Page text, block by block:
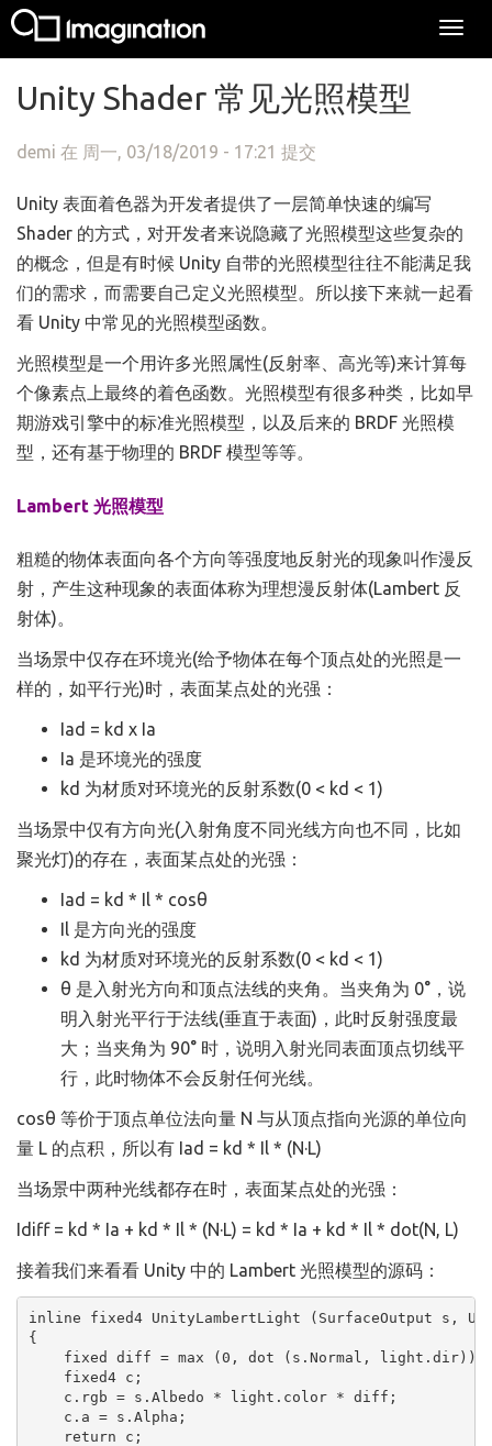
Unity Shader 常见光照模型
demi 在 周一, 03/18/2019 - 17:21 提交
Unity 表面着色器为开发者提供了一层简单快速的编写
Shader 的方式，对开发者来说隐藏了光照模型这些复杂的
的概念，但是有时候 Unity 自带的光照模型往往不能满足我
们的需求，而需要自己定义光照模型。所以接下来就一起看
看 Unity 中常见的光照模型函数。
光照模型是一个用许多光照属性(反射率、高光等)来计算每
个像素点上最终的着色函数。光照模型有很多种类，比如早
期游戏引擎中的标准光照模型，以及后来的 BRDF 光照模
型，还有基于物理的 BRDF 模型等等。
Lambert 光照模型
粗糙的物体表面向各个方向等强度地反射光的现象叫作漫反
射，产生这种现象的表面体称为理想漫反射体(Lambert 反
射体)。
当场景中仅存在环境光(给予物体在每个顶点处的光照是一
样的，如平行光)时，表面某点处的光强：
Iad = kd x Ia
Ia 是环境光的强度
kd 为材质对环境光的反射系数(0 < kd < 1)
当场景中仅有方向光(入射角度不同光线方向也不同，比如
聚光灯)的存在，表面某点处的光强：
Iad = kd * Il * cosθ
Il 是方向光的强度
kd 为材质对环境光的反射系数(0 < kd < 1)
θ 是入射光方向和顶点法线的夹角。当夹角为 0°，说
明入射光平行于法线(垂直于表面)，此时反射强度最
大；当夹角为 90° 时，说明入射光同表面顶点切线平
行，此时物体不会反射任何光线。
cosθ 等价于顶点单位法向量 N 与从顶点指向光源的单位向
量 L 的点积，所以有 Iad = kd * Il * (N·L)
当场景中两种光线都存在时，表面某点处的光强：
Idiff = kd * Ia + kd * Il * (N·L) = kd * Ia + kd * Il * dot(N, L)
接着我们来看看 Unity 中的 Lambert 光照模型的源码：
inline fixed4 UnityLambertLight (SurfaceOutput s,
{
    fixed diff = max (0, dot (s.Normal, light.dir));
    fixed4 c;
    c.rgb = s.Albedo * light.color * diff;
    c.a = s.Alpha;
    return c;